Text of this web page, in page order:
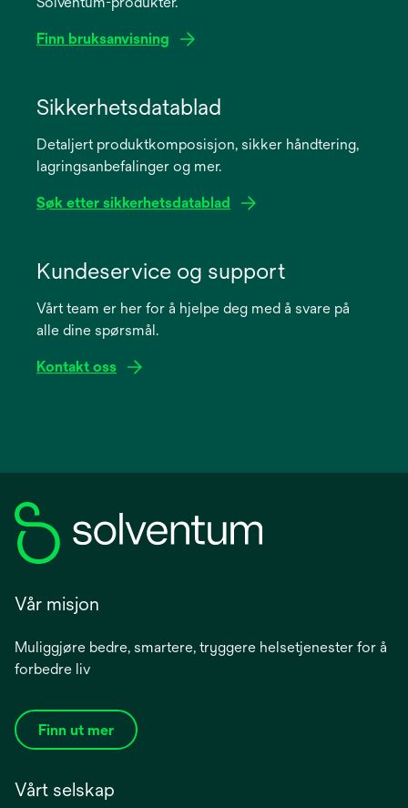
Finn bruksanvisning
new
Sikkerhetsdatablad
Detaljert produktkomposisjon, sikker håndtering,
lagringsanbefalinger og mer.
Søk etter sikkerhetsdatablad
new
Kundeservice og support
Vårt team er her for å hjelpe deg med å svare på
alle dine spørsmål.
Kontakt oss
Vår misjon
Muliggjøre bedre, smartere, tryggere helsetjenester for å
forbedre liv
Finn ut mer
Vårt selskap